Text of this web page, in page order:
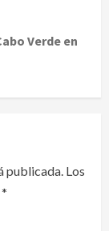
Verde en
publicada. Los
*